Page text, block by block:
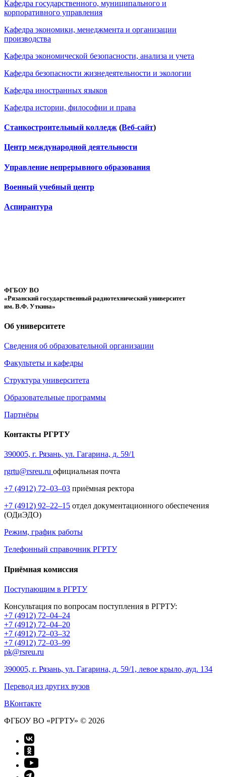
Кафедра государственного, муниципального и
корпоративного управления
Кафедра экономики, менеджмента и организации
производства
Кафедра экономической безопасности, анализа и учета
Кафедра безопасности жизнедеятельности и экологии
Кафедра иностранных языков
Кафедра истории, философии и права
Станкостроительный колледж (Веб-сайт)
Центр международной деятельности
Управление непрерывного образования
Военный учебный центр
Аспирантура
ФГБОУ ВО
«Рязанский государственный радиотехнический университет
им. В.Ф. Уткина»
Об университете
Сведения об образовательной организации
Факультеты и кафедры
Структура университета
Образовательные программы
Партнёры
Контакты РГРТУ
390005, г. Рязань, ул. Гагарина, д. 59/1
rgrtu@rsreu.ru официальная почта
+7 (4912) 72–03–03 приёмная ректора
+7 (4912) 92–22–15 отдел документационного обеспечения
(ОДиЭДО)
Режим, график работы
Телефонный справочник РГРТУ
Приёмная комиссия
Поступающим в РГРТУ
Консультация по вопросам поступления в РГРТУ:
+7 (4912) 72–04–24
+7 (4912) 72–04–20
+7 (4912) 72–03–32
+7 (4912) 72–03–99
pk@rsreu.ru
390005, г. Рязань, ул. Гагарина, д. 59/1, левое крыло, ауд. 134
Перевод из других вузов
ВКонтакте
ФГБОУ ВО «РГРТУ» © 2026